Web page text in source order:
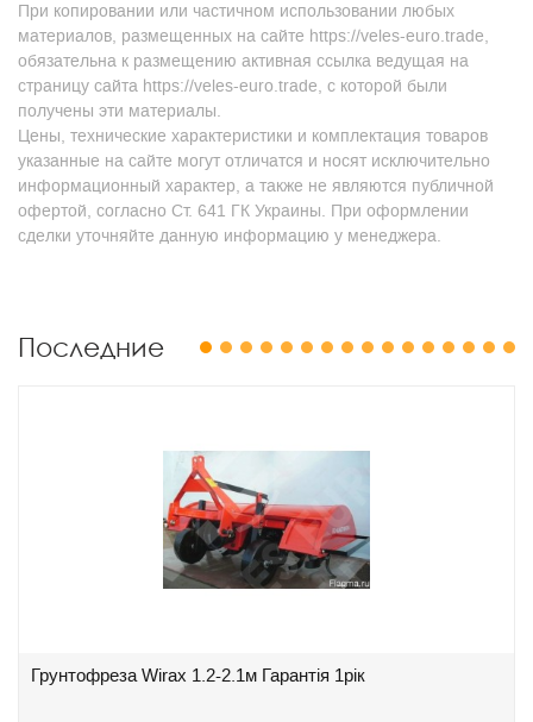
При копировании или частичном использовании любых
материалов, размещенных на сайте https://veles-euro.trade,
обязательна к размещению активная ссылка ведущая на
страницу сайта https://veles-euro.trade, с которой были
получены эти материалы.
Цены, технические характеристики и комплектация товаров
указанные на сайте могут отличатся и носят исключительно
информационный характер, а также не являются публичной
офертой, согласно Ст. 641 ГК Украины. При оформлении
сделки уточняйте данную информацию у менеджера.
Последние
Грунтофреза Wirax 1.2-2.1м Гарантія 1рік
1 2 3 4 5 6 7 8 9 10 11 12 13 14 15 16